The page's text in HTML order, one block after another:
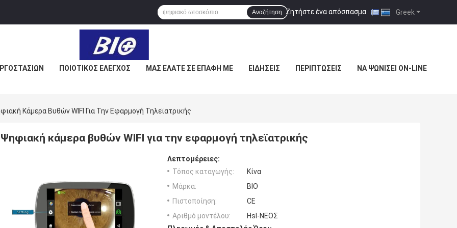
Greek
Ζητήστε ένα απόσπασμα |
Αναζήτηση
ΠΟΙΟΤΙΚΌΣ ΈΛΕΓΧΟΣ ΜΑΣ ΕΛΆΤΕ ΣΕ ΕΠΑΦΉ ΜΕ ΕΙΔΉΣΕΙΣ ΠΕΡΙΠΤΏΣΕΙΣ ΝΑ ΨΩΝΊΣΕΙ ON-LINE
Κάμερα Βυθών WIFI Για Την Εφαρμογή Τηλεϊατρικής
Ψηφιακή κάμερα βυθών WIFI για την εφαρμογή τηλεϊατρικής
Λεπτομέρειες:
Τόπος καταγωγής:
Κίνα
Μάρκα:
BIO
Πιστοποίηση:
CE
Αριθμό μοντέλου:
Hsl-ΝΕΟΣ